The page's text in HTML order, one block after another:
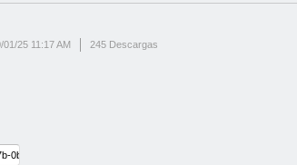
01/25 11:17 AM 245 Descargas